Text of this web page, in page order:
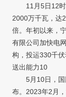
11月5日12时
2000万千瓦，达
倍。年初以来，
有限公司加快电
构，投运330千
送出能力10
5月10日，国
布。2023年2月